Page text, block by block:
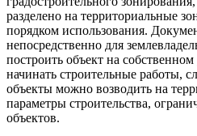
разделено на территориальные
порядком использования.
непосредственно для
построить объект на
начинать строительные работы,
объекты можно возводить на
параметры строительства,
объектов.